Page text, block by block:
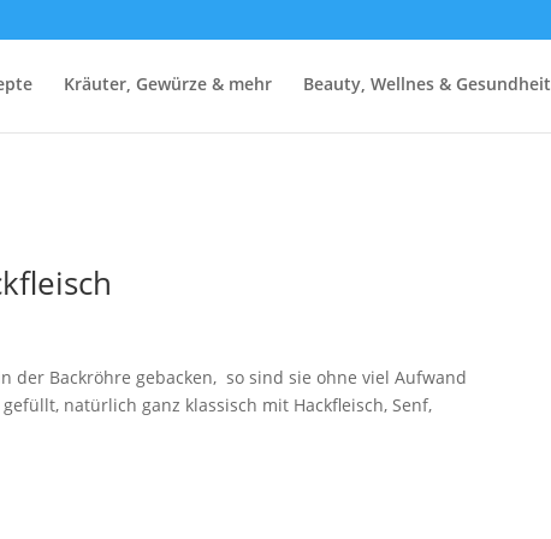
Kräuter, Gewürze & mehr Beauty, Wellnes & Gesundheit
Backröhre gebacken, so sind sie ohne viel Aufwand
natürlich ganz klassisch mit Hackfleisch, Senf,